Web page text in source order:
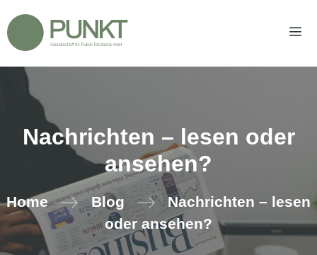
Inhalt
springen
Nachrichten – lesen oder
ansehen?
Home Blog
Nachrichten – lesen
oder ansehen?